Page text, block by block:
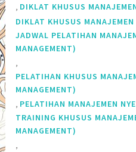
DIKLAT KHUSUS
DIKLAT KHUSUS
JADWAL PELATIHAN
MANAGEMENT)
PELATIHAN KHUSUS
MANAGEMENT)
PELATIHAN MANAJEMEN
TRAINING KHUSUS
MANAGEMENT)